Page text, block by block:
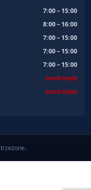
7:00 – 15:00
8:00 – 16:00
7:00 – 15:00
7:00 – 15:00
7:00 – 15:00
zamknięte
zamknięte